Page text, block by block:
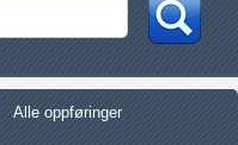
Alle oppføringer